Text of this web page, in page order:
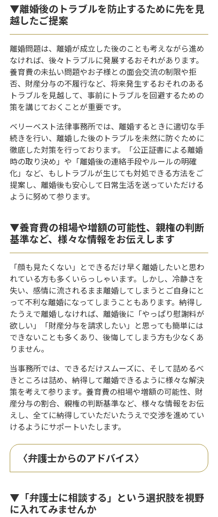
▼離婚後のトラブルを防止するために先を見
越したご提案
離婚問題は、離婚が成立した後のことも考えながら進め
なければ、後々トラブルに発展するおそれがあります。
養育費の未払い問題やお子様との面会交流の制限や拒
否、財産分与の不履行など、将来発生するおそれのある
トラブルを見越して、事前にトラブルを回避するための
策を講じておくことが重要です。
ベリーベスト法律事務所では、離婚するときに適切な手
続きを行い、離婚した後のトラブルを未然に防ぐために
徹底した対策を行っております。「公正証書による離婚
時の取り決め」や「離婚後の連絡手段やルールの明確
化」など、もしトラブルが生じても対処できる方法をご
提案し、離婚後も安心して日常生活を送っていただける
ように努めて参ります。
▼養育費の相場や増額の可能性、親権の判断
基準など、様々な情報をお伝えします
「顔も見たくない」とできるだけ早く離婚したいと思わ
れている方も多くいらっしゃいます。しかし、冷静さを
失い、感情に流されるまま離婚してしまうとご自身にと
って不利な離婚になってしまうこともあります。納得し
たうえで離婚しなければ、離婚後に「やっぱり慰謝料が
欲しい」「財産分与を請求したい」と思っても簡単には
できないことも多くあり、後悔してしまう方も少なくあ
りません。
当事務所では、できるだけスムーズに、そして詰めるべ
きところは詰め、納得して離婚できるように様々な解決
策を考えて参ります。養育費の相場や増額の可能性、財
産分与の割合、親権の判断基準など、様々な情報をお伝
えし、全てに納得していただいたうえで交渉を進めてい
けるようにサポートいたします。
〈弁護士からのアドバイス〉
▼「弁護士に相談する」という選択肢を視野
に入れてみませんか